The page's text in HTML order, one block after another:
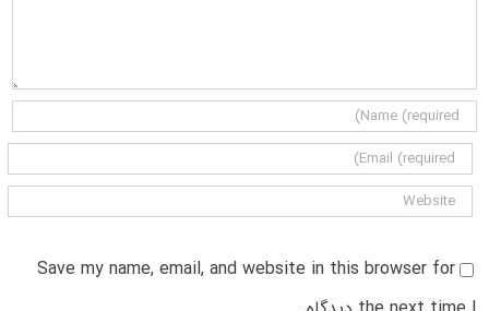
Save my name, email, and website in this browser for